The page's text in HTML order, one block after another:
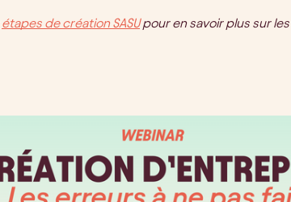
étapes de création SASUpour en savoir plus sur